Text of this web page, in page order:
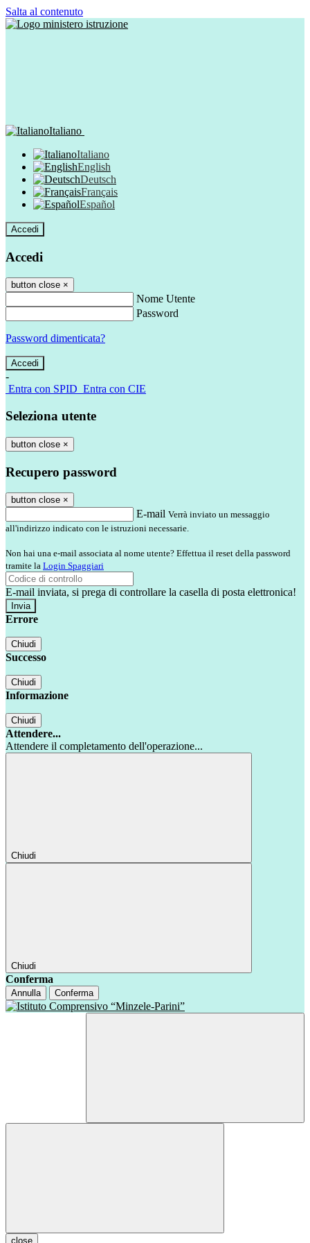
Salta al contenuto
Italiano
Italiano
English
Deutsch
Français
Español
Accedi
Accedi
button close ×
Nome Utente
Password
Password dimenticata?
-
Entra con SPID Entra con CIE
Seleziona utente
button close ×
Recupero password
button close ×
E-mail Verrà inviato un messaggio
all'indirizzo indicato con le istruzioni necessarie.
Non hai una e-mail associata al nome utente? Effettua il reset della password
tramite la Login Spaggiari
E-mail inviata, si prega di controllare la casella di posta elettronica!
Errore
Chiudi
Successo
Chiudi
Informazione
Chiudi
Attendere...
Attendere il completamento dell'operazione...
Chiudi
Chiudi
Conferma
Annulla Conferma
close